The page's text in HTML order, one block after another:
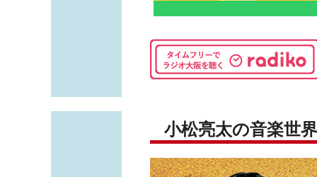
小松亮太の音楽世